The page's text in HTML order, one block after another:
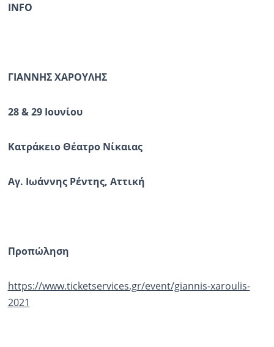
INFO
ΓΙΑΝΝΗΣ ΧΑΡΟΥΛΗΣ
28 & 29 Ιουνίου
Κατράκειο Θέατρο Νίκαιας
Αγ. Ιωάννης Ρέντης, Αττική
Προπώληση
https://www.ticketservices.gr/event/giannis-xaroulis-
2021